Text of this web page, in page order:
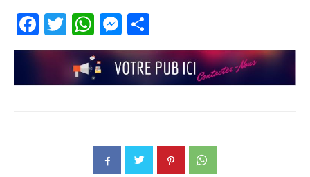
Facebook
TwitterWhatsApp
Messenger